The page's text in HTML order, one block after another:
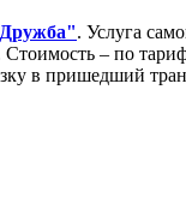
. Услуга
– по
в пришедший